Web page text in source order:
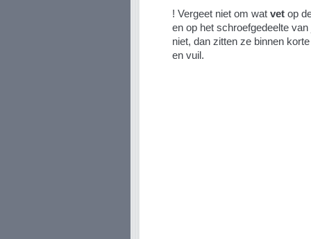
! Vergeet niet om wat vetop
en op het schroefgedeelte
niet, dan zitten ze binnen
en vuil.